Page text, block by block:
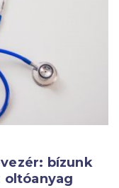
bízunk
oltóanyag